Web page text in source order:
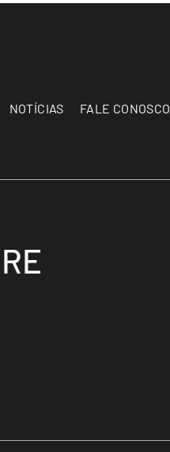
NOTÍCIAS FALE CONOSCO